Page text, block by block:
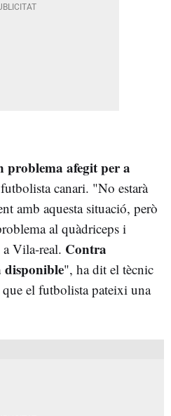
problema afegit per a
canari. "No estarà
amb aquesta situació, però
al quàdriceps i
Vila-real. Contra
disponible", ha dit el tècnic
que el futbolista pateixi una